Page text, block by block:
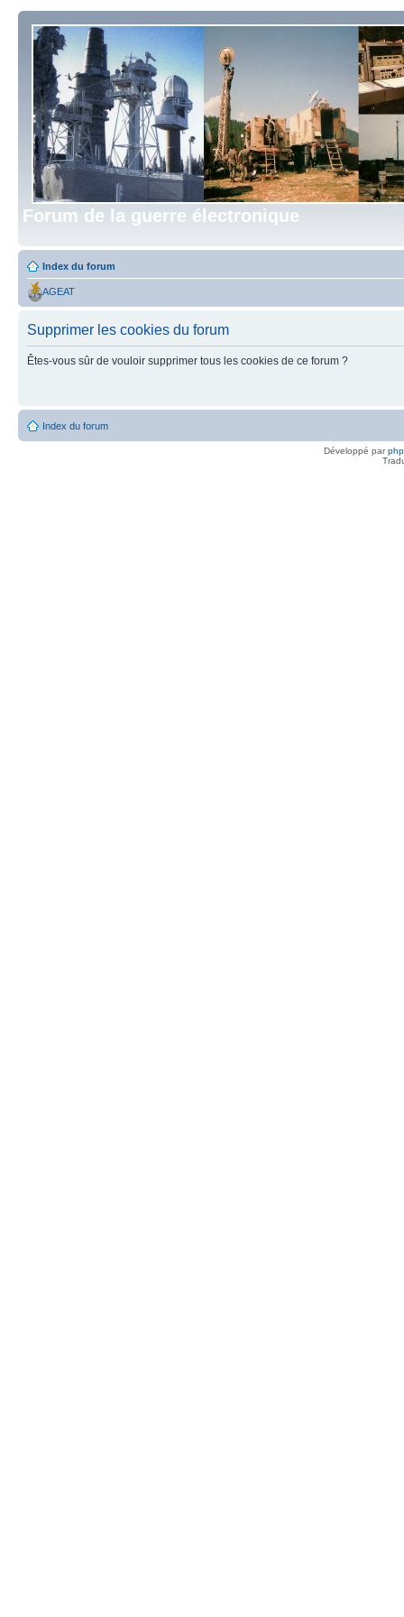
Forum de la guerre électronique
Index du forum
AGEAT
Supprimer les cookies du forum
Êtes-vous sûr de vouloir supprimer tous les cookies de ce forum ?
Index du forum
Développé par